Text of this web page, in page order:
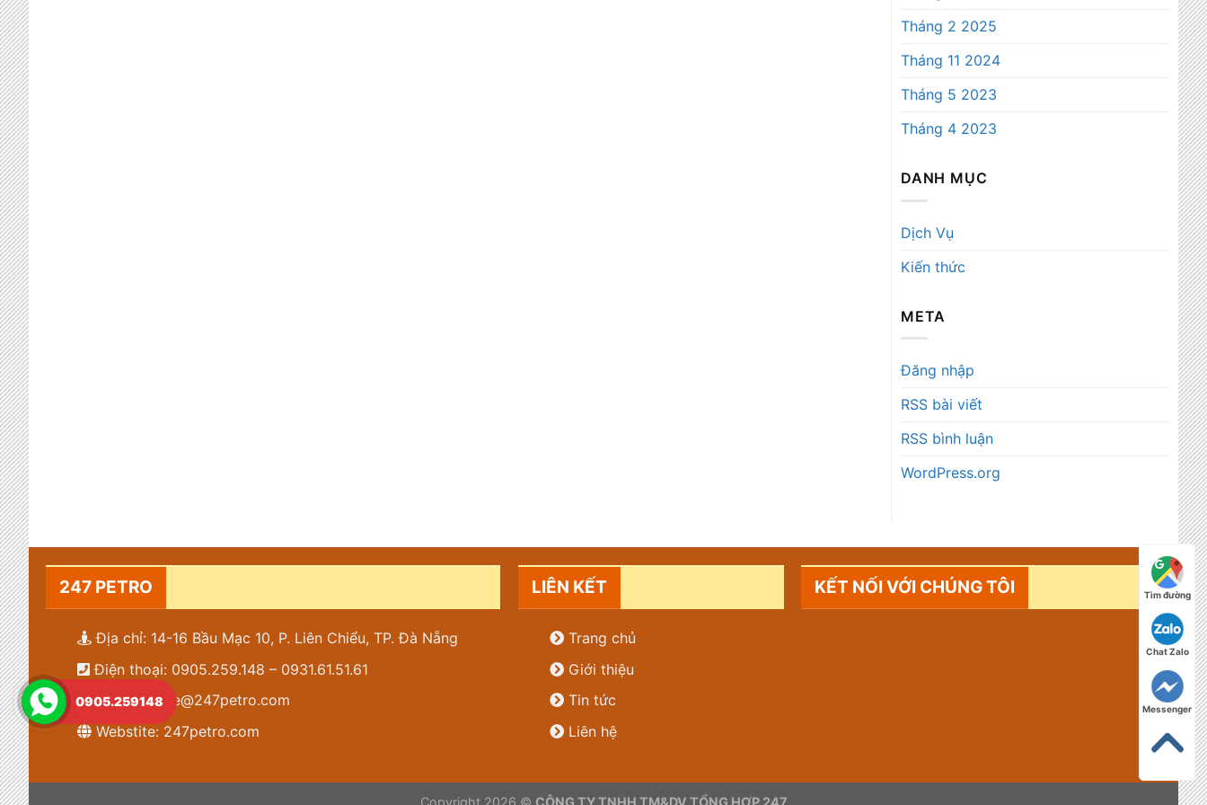
Tháng 2 2025
Tháng 11 2024
Tháng 5 2023
Tháng 4 2023
DANH MỤC
Dịch Vụ
Kiến thức
META
Đăng nhập
RSS bài viết
RSS bình luận
WordPress.org
247 PETRO
Địa chỉ: 14-16 Bầu Mạc 10, P. Liên Chiểu, TP. Đà Nẵng
Điện thoại: 0905.259.148 – 0931.61.51.61
Email: lienhe@247petro.com
Webstite: 247petro.com
LIÊN KẾT
Trang chủ
Giới thiệu
Tin tức
Liên hệ
KẾT NỐI VỚI CHÚNG TÔI
Copyright 2026 © CÔNG TY TNHH TM&DV TỔNG HỢP 247
0905.259148
Tìm đường
Chat Zalo
Messenger